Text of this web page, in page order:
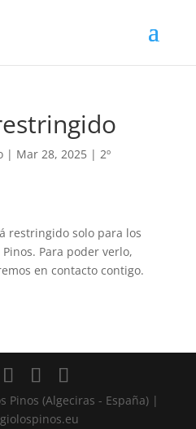
| Mar 28, 2025| 2º
restringido solo para los
Para poder verlo,
en contacto contigo.
Pinos (Algeciras - España) |